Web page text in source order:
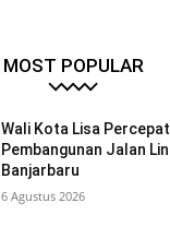
MOST POPULAR
Wali Kota Lisa
Pembangunan Jalan
Banjarbaru
6 Agustus 2026